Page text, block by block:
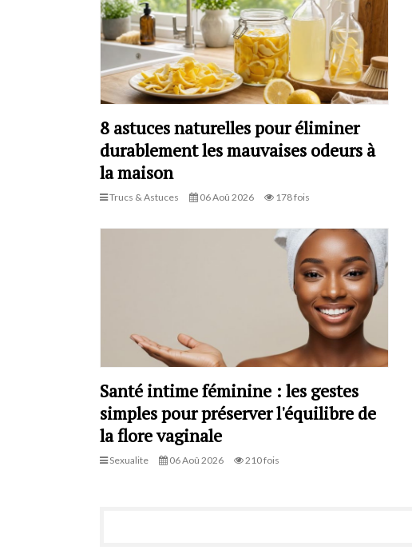
8 astuces naturelles pour éliminer
durablement les mauvaises odeurs à
la maison
Trucs & Astuces 06 Aoû 2026 178 fois
Santé intime féminine : les gestes
simples pour préserver l'équilibre de
la flore vaginale
Sexualite 06 Aoû 2026 210 fois